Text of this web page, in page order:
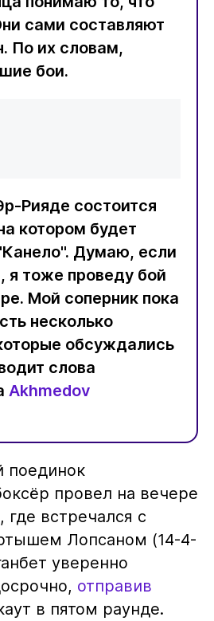
сами составляют
По их словам,
бои.
Рияде состоится
котором будет
Думаю, если
я тоже проведу бой
Мой соперник пока
несколько
обсуждались
слова
Akhmedov
поединок
провел на вечере
встречался с
Лопсаном (14-4-
уверенно
отправив
в пятом раунде.